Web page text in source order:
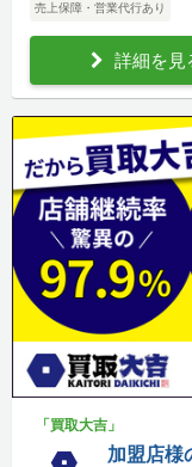
売上保障・営業代行あり
詳細を見
「買取大吉」
加盟店様